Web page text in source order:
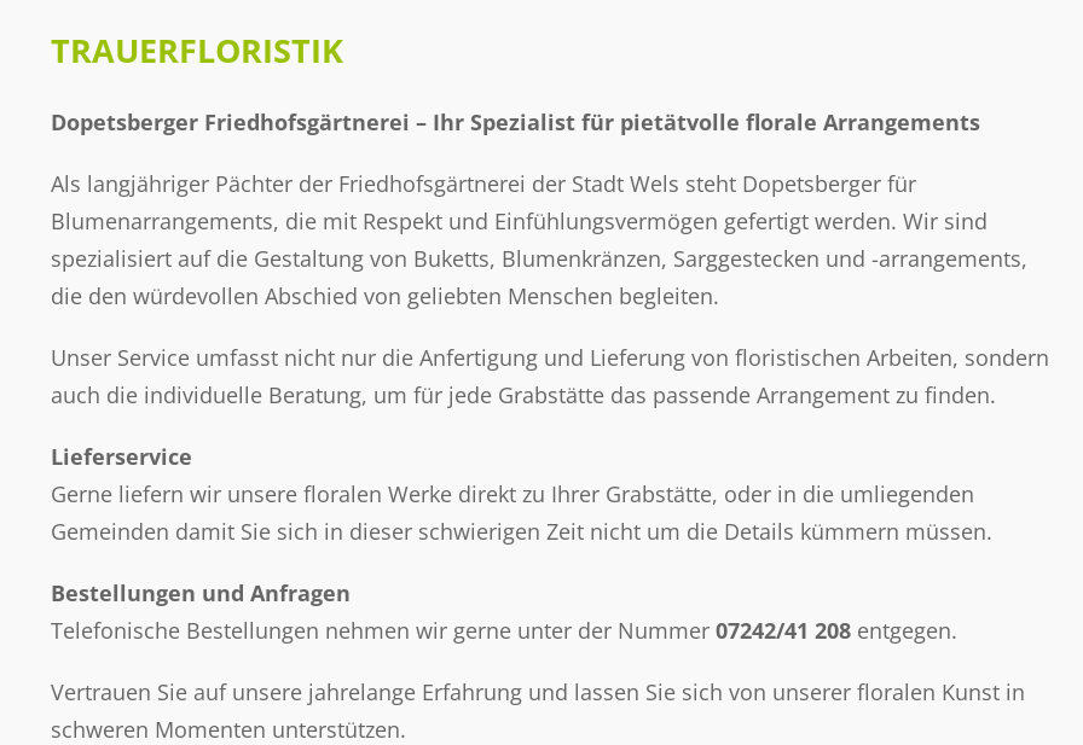
TRAUERFLORISTIK
Dopetsberger Friedhofsgärtnerei – Ihr Spezialist für pietätvolle florale Arrangements
Als langjähriger Pächter der Friedhofsgärtnerei der Stadt Wels steht Dopetsberger für
Blumenarrangements, die mit Respekt und Einfühlungsvermögen gefertigt werden. Wir sind
spezialisiert auf die Gestaltung von Buketts, Blumenkränzen, Sarggestecken und -arrangements,
die den würdevollen Abschied von geliebten Menschen begleiten.
Unser Service umfasst nicht nur die Anfertigung und Lieferung von floristischen Arbeiten, sondern
auch die individuelle Beratung, um für jede Grabstätte das passende Arrangement zu finden.
Lieferservice
Gerne liefern wir unsere floralen Werke direkt zu Ihrer Grabstätte, oder in die umliegenden
Gemeinden damit Sie sich in dieser schwierigen Zeit nicht um die Details kümmern müssen.
Bestellungen und Anfragen
Telefonische Bestellungen nehmen wir gerne unter der Nummer 07242/41 208entgegen.
Vertrauen Sie auf unsere jahrelange Erfahrung und lassen Sie sich von unserer floralen Kunst in
schweren Momenten unterstützen.